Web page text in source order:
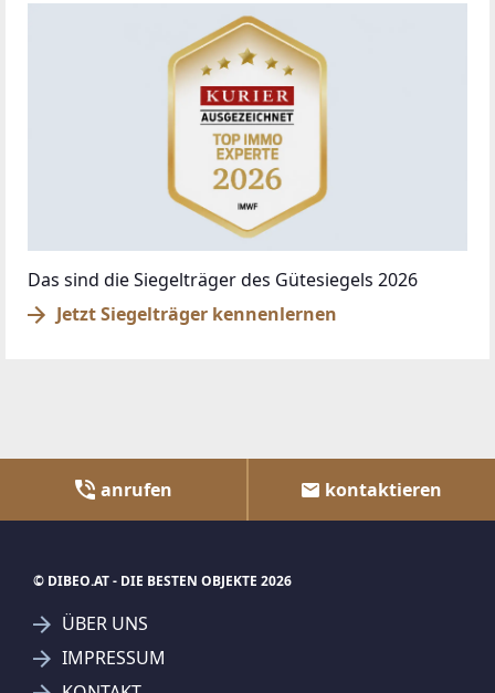
Das sind die Siegelträger des Gütesiegels 2026
Jetzt Siegelträger kennenlernen
anrufen kontaktieren
© DIBEO.AT - DIE BESTEN OBJEKTE 2026
ÜBER UNS
IMPRESSUM